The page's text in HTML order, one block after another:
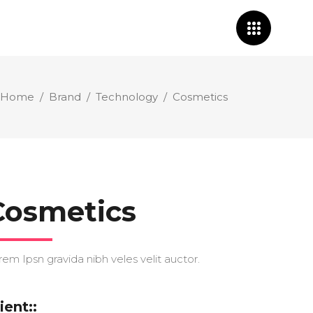
Home / Brand / Technology / Cosmetics
Ipsn gravida nibh veles velit auctor.